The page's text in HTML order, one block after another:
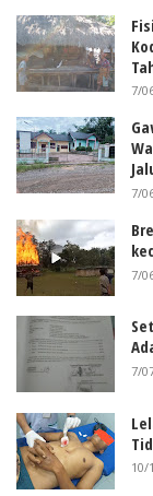
7/
7/
7/
7/
10/